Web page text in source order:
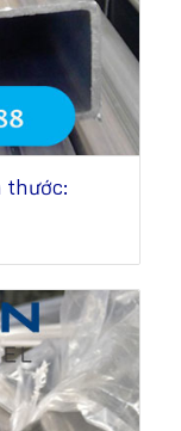
thước: